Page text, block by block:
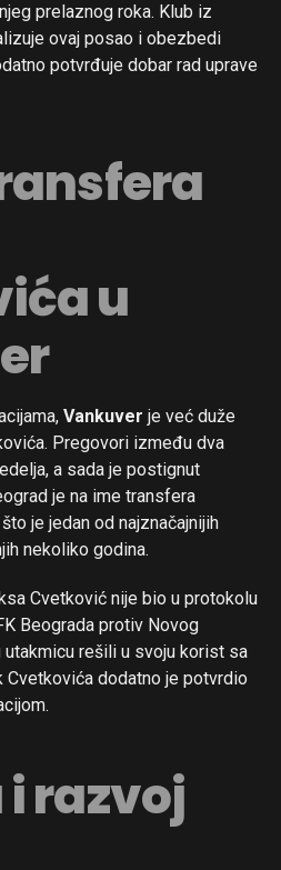
prelaznog roka. Klub iz
ovaj posao i obezbedi
potvrđuje dobar rad uprave
u
Vankuver je već duže
Pregovori između dva
a sada je postignut
je na ime transfera
je jedan od najznačajnijih
nekoliko godina.
Cvetković nije bio u protokolu
Beograda protiv Novog
utakmicu rešili u svoju korist sa
Cvetkovića dodatno je potvrdio
razvoj